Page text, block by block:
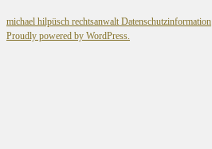
michael hilpüsch rechtsanwalt Datenschutzinformation
Proudly powered by WordPress.